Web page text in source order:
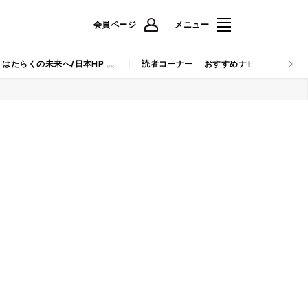
会員ページ メニュー
はたらくの未来へ/日本HP 読者コーナー おすすめナビ マイナビ